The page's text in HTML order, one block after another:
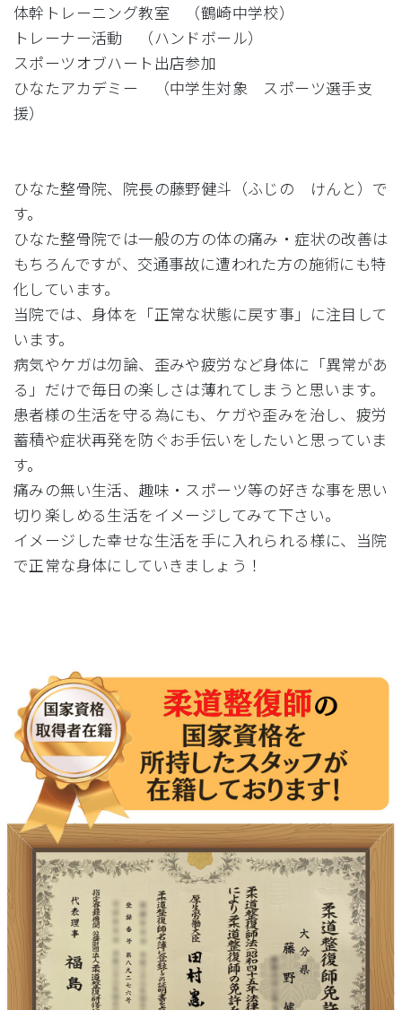
体幹トレーニング教室 （鶴崎中学校）
トレーナー活動 （ハンドボール）
スポーツオブハート出店参加
ひなたアカデミー （中学生対象 スポーツ選手支
援）
ひなた整骨院、院長の藤野健斗（ふじの けんと）で
す。
ひなた整骨院では一般の方の体の痛み・症状の改善は
もちろんですが、交通事故に遭われた方の施術にも特
化しています。
当院では、身体を「正常な状態に戻す事」に注目して
います。
病気やケガは勿論、歪みや疲労など身体に「異常があ
る」だけで毎日の楽しさは薄れてしまうと思います。
患者様の生活を守る為にも、ケガや歪みを治し、疲労
蓄積や症状再発を防ぐお手伝いをしたいと思っていま
す。
痛みの無い生活、趣味・スポーツ等の好きな事を思い
切り楽しめる生活をイメージしてみて下さい。
イメージした幸せな生活を手に入れられる様に、当院
で正常な身体にしていきましょう！